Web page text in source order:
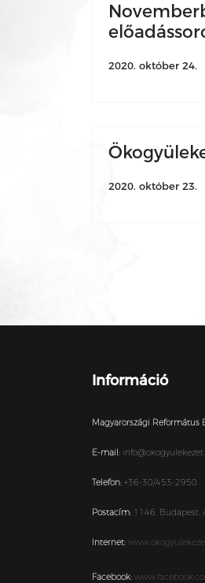
2020. október 24.
2020. október 23.
Információ
Magyarországi Református
E-mail:
Telefon: +36-30/453-2950
Postacím: 1146, Budapest,
Internet:
Facebook: